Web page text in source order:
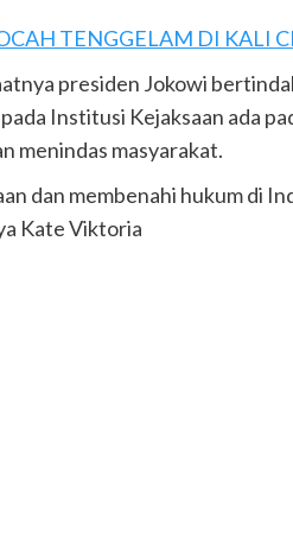
TENGGELAM DI KALI
presiden Jokowi
Institusi Kejaksaan ada
menindas masyarakat.
dan membenahi hukum di
Kate Viktoria